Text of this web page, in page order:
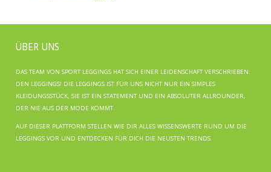
ÜBER UNS
DAS TEAM VON SPORT LEGGINGS HAT SICH EINER LEIDENSCHAFT VERSCHRIEBEN:
DEN LEGGINGS! DIE LEGGINGS IST FÜR UNS NICHT NUR EIN SIMPLES
KLEIDUNGSSTÜCK, SIE IST EIN STATEMENT UND EIN ABSOLUTER ALLROUNDER,
DER NIE AUS DER MODE KOMMT.
AUF DIESER PLATTFORM STELLEN WIE DIR ALLES WISSENSWERTE RUND UM DIE
LEGGINGS VOR UND ENTDECKEN FÜR DICH DIE NEUSTEN TRENDS.